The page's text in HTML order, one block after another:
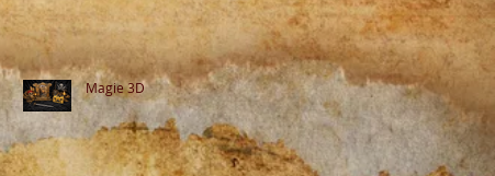
Magie 3D